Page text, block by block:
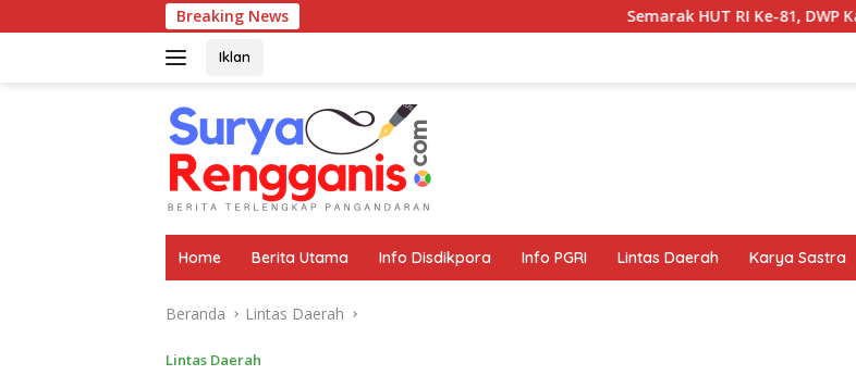
ke
Breaking News Semarak HUT RI Ke-81, DWP Kabupaten
Iklan
Home Berita Utama Info Disdikpora Info PGRI Lintas Daerah Karya Sastra
Beranda Lintas Daerah
Lintas Daerah